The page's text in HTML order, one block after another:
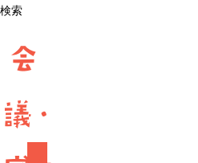
検索
会
議・